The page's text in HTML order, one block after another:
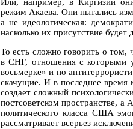
режим Акаева. Они пытались
а не идеологическая:
насколько их присутствие
То есть сложно говорить о
в СНГ, отношения с которыми
восьмерке» и по
скачущие. И в последнее
создает сложный
постсоветском пространстве, а
политического класса США
рассматривает всерьез